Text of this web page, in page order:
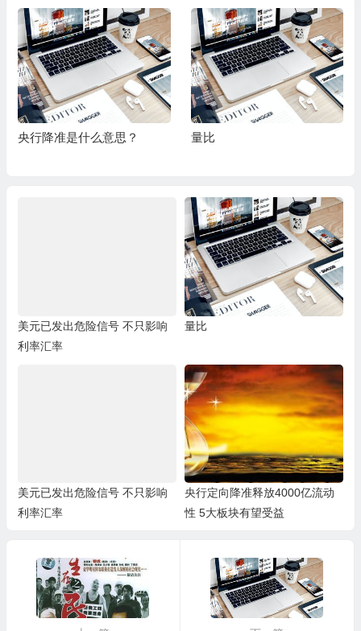
央行降准是什么意思？ 量比
美元已发出危险信号 不只影响
利率汇率
量比
美元已发出危险信号 不只影响
利率汇率
央行定向降准释放4000亿流动
性 5大板块有望受益